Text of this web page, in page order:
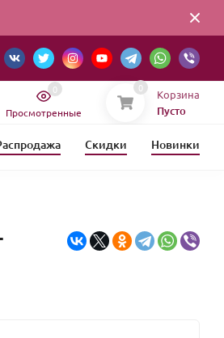
Просмотренные
0 0 Корзина
Пусто
Скидки Новинки